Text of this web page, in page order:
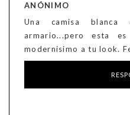
ANÓNIMO
Una camisa
armario...pero esta
modernisimo a tu look.